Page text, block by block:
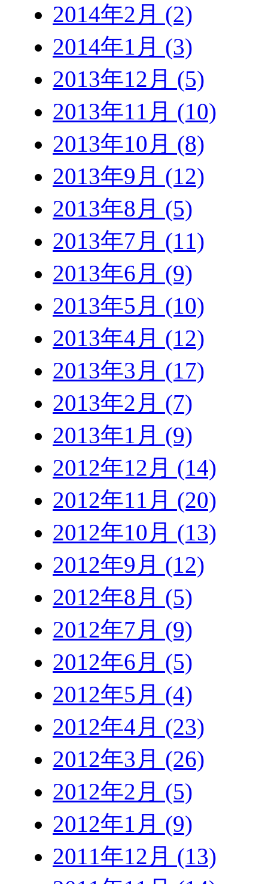
2014年2月 (2)
2014年1月 (3)
2013年12月 (5)
2013年11月 (10)
2013年10月 (8)
2013年9月 (12)
2013年8月 (5)
2013年7月 (11)
2013年6月 (9)
2013年5月 (10)
2013年4月 (12)
2013年3月 (17)
2013年2月 (7)
2013年1月 (9)
2012年12月 (14)
2012年11月 (20)
2012年10月 (13)
2012年9月 (12)
2012年8月 (5)
2012年7月 (9)
2012年6月 (5)
2012年5月 (4)
2012年4月 (23)
2012年3月 (26)
2012年2月 (5)
2012年1月 (9)
2011年12月 (13)